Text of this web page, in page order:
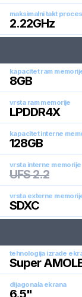
maksimalni takt
2.22GHz
kapacitet ram
8GB
vrsta ram memorije
LPDDR4X
kapacitet interne
128GB
vrsta interne memorije
UFS 2.2
vrsta externe
SDXC
tehnologija izrade
Super
dijagonala ekrana
6.5"